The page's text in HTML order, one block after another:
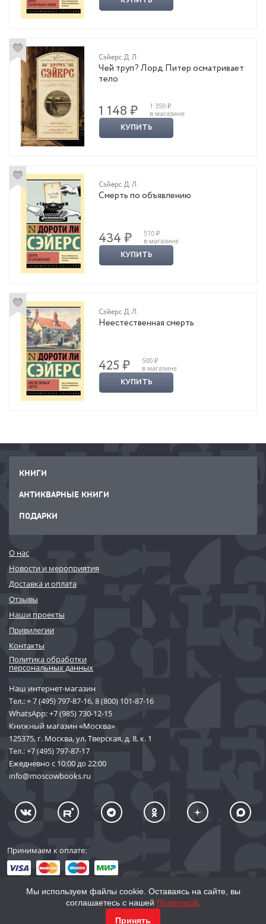
Сэйерс Д. Л.
Чей труп? Лорд Питер осматривает
тело
1 148 ₽
1 350 ₽
в магазине
КУПИТЬ
Сэйерс Д. Л.
Смерть по объявлению
434 ₽
510 ₽
в магазине
КУПИТЬ
Сэйерс Д. Л.
Неестественная смерть
425 ₽
500 ₽
в магазине
КУПИТЬ
КНИГИ
АНТИКВАРНЫЕ КНИГИ
ПОДАРКИ
О нас
Новости и мероприятия
Доставка и оплата
Отзывы
Наши проекты
Привилегии
Контакты
Политика обработки
персональных данных
Наш интернет-магазин
Тел.:+ 7 (495) 797-87-16,8 (800) 101-87-16
WhatsApp:+7 (985) 730-12-15
Книжный магазин «Москва»
125375, г. Москва, ул. Тверская, д. 8, к. 1
Тел.:+7 (495) 797-87-17
Ежедневно с 10:00 до 22:00
info@moscowbooks.ru
Принимаем к оплате:
© 2002–2026 «Торговый Дом Книги «МОСКВА»
Мы используем файлы cookie. Оставаясь на сайте, вы
соглашаетесь с нашей Политикой
Принять